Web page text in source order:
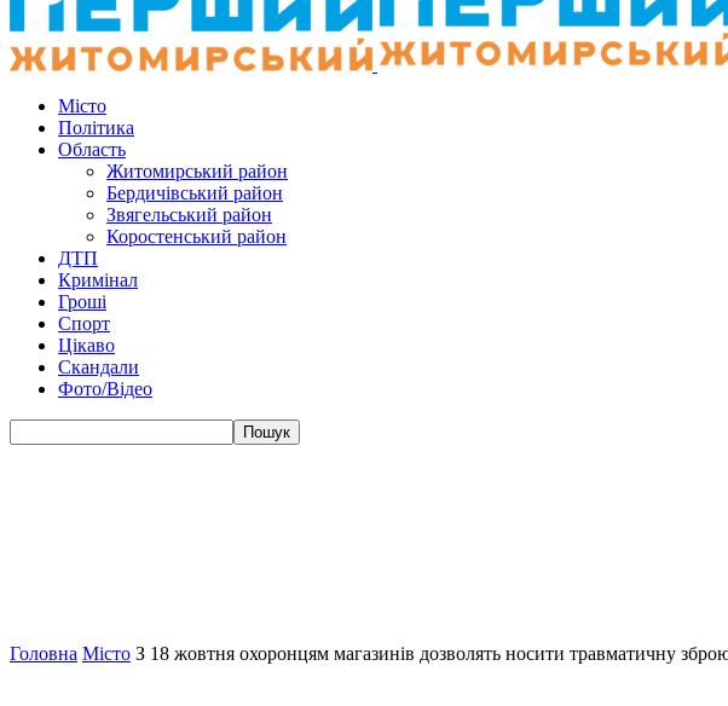
Місто
Політика
Область
Житомирський район
Бердичівський район
Звягельський район
Коростенський район
ДТП
Кримінал
Гроші
Спорт
Цікаво
Скандали
Фото/Відео
Головна Місто З 18 жовтня охоронцям магазинів дозволять носити травматичну